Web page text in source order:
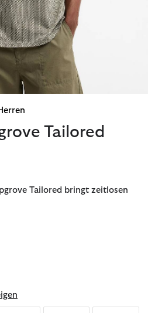
Tailored
Tailored bringt zeitlosen